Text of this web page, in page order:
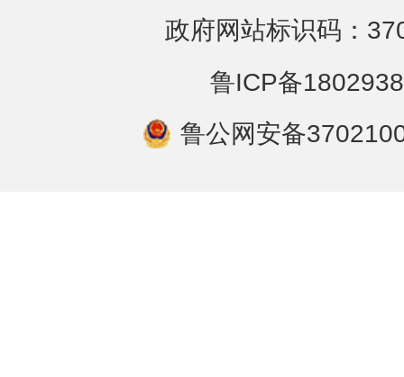
政府网站标识码：
鲁ICP备
鲁公网安备